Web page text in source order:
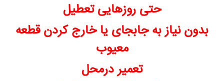
حتی روزهایی تعطیل
بدون نیاز به جابجای یا خارج کردن قطعه
معیوب
تعمیر درمحل